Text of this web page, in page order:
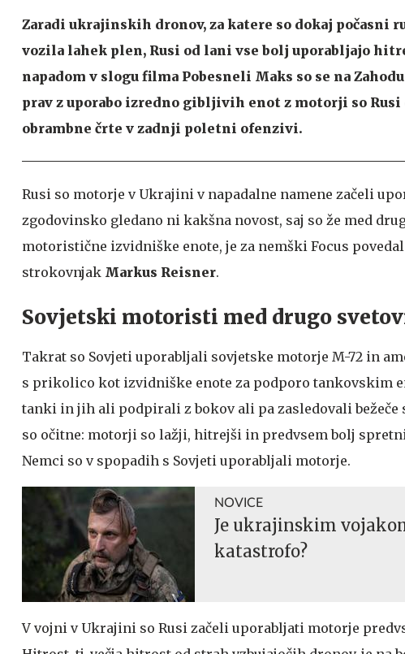
Zaradi ukrajinskih dronov, za katere so dokaj počasni
vozila lahek plen, Rusi od lani vse bolj uporabljajo
napadom v slogu filma Pobesneli Maks so se na
prav z uporabo izredno gibljivih enot z motorji so
obrambne črte v zadnji poletni ofenzivi.
Rusi so motorje v Ukrajini v napadalne namene začeli
zgodovinsko gledano ni kakšna novost, saj so že med
motoristične izvidniške enote, je za nemški Focus
strokovnjak Markus Reisner.
Sovjetski motoristi med drugo
Takrat so Sovjeti uporabljali sovjetske motorje M-72 in
s prikolico kot izvidniške enote za podporo tankovskim
tanki in jih ali podpirali z bokov ali pa zasledovali bežeče
so očitne: motorji so lažji, hitrejši in predvsem bolj
Nemci so v spopadih s Sovjeti uporabljali motorje.
NOVICE
Je ukrajinskim
katastrofo?
V vojni v Ukrajini so Rusi začeli uporabljati motorje